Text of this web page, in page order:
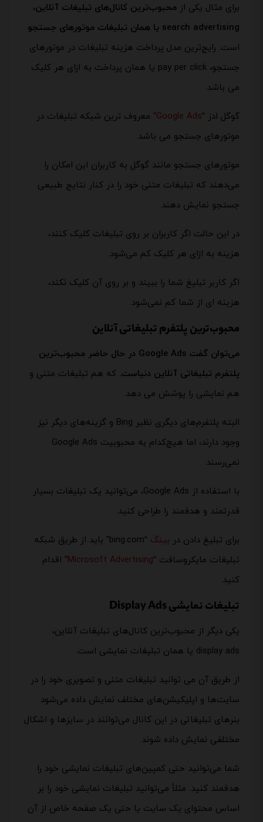
برای مثال یکی از محبوب‌ترین کانال‌های تبلیغات آنلاین،
search advertising یا همان تبلیغات موتورهای جستجو
است. رایج‌ترین مدل پرداخت هزینه تبلیغات در موتورهای
جستجو، pay per click یا همان پرداخت به ازای هر کلیک
می باشد.
گوگل ادز “Google Ads” معروف ترین شبکه تبلیغات در
موتورهای جستجو می باشد.
موتورهای جستجو مانند گوگل به کاربران این امکان را
می‌دهند که تبلیغات متنی خود را در کنار نتایج طبیعی
جستجو نمایش دهند.
در این حالت اگر کاربران بر روی تبلیغات کلیک کنند،
هزینه به ازای هر کلیک کم می‌شود.
اگر کاربر تبلیغ شما را ببیند و بر روی آن کلیک نکند،
هزینه ای از شما کم نمی‌شود.
محبوب‌ترین پلتفرم تبلیغاتی آنلاین
می‌توان گفت Google Ads در حال حاضر محبوب‌ترین
پلتفرم تبلیغاتی آنلاین دنیاست. که هم تبلیغات متنی و
هم نمایشی را پوشش می دهد.
البته پلتفرم‌های دیگری نظیر Bing و گزینه‌های دیگر نیز
وجود دارند، اما هیچ‌کدام به محبوبیت Google Ads
نمی‌رسند.
با استفاده از Google Ads، می‌توانید یک تبلیغات بسیار
قدرتمند و هدفمند را طراحی کنید.
برای تبلیغ دادن در بینگ
“bing.com” باید از طریق شبکه
تبلیغات مایکروسافت “Microsoft Advertising” اقدام
کنید.
تبلیغات نمایشی Display Ads
یکی دیگر از محبوب‌ترین کانال‌های تبلیغات آنلاین،
display ads یا همان تبلیغات نمایشی است.
از طریق آن می توانید تبلیغات متنی و تصویری خود را در
سایت‌ها و اپلیکیشن‌های مختلف نمایش داده می‌شود.
بنرهای تبلیغاتی در این کانال می‌توانند در سایزها و اشکال
مختلفی نمایش داده شوند.
شما می‌توانید حتی کمپین‌های تبلیغات نمایشی خود را
هدفمند کنید. مثلاً می‌توانید تبلیغات نمایشی خود را بر
اساس محتوای یک سایت یا حتی یک صفحه خاص از آن